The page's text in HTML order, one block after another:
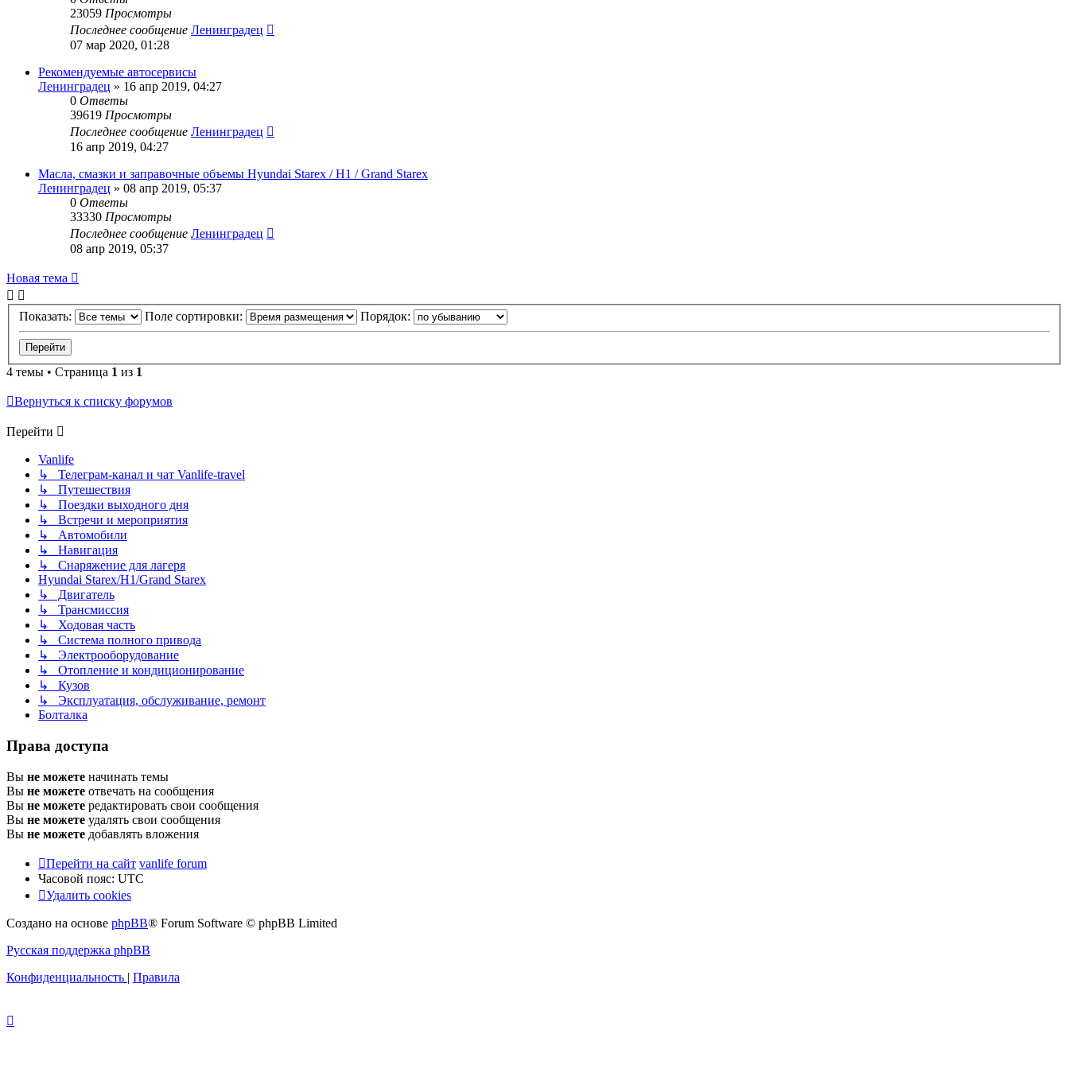
23059 Просмотры
Последнее сообщение Ленинградец
07 мар 2020, 01:28
Рекомендуемые автосервисы
Ленинградец » 16 апр 2019, 04:27
0 Ответы
39619 Просмотры
Последнее сообщение Ленинградец
16 апр 2019, 04:27
Масла, смазки и заправочные объемы Hyundai Starex / H1 / Grand Starex
Ленинградец » 08 апр 2019, 05:37
0 Ответы
33330 Просмотры
Последнее сообщение Ленинградец
08 апр 2019, 05:37
Новая тема
Показать: Поле сортировки: Порядок:
4 темы • Страница 1 из 1
Вернуться к списку форумов
Перейти
Vanlife
↳ Телеграм-канал и чат Vanlife-travel
↳ Путешествия
↳ Поездки выходного дня
↳ Встречи и мероприятия
↳ Автомобили
↳ Навигация
↳ Снаряжение для лагеря
Hyundai Starex/H1/Grand Starex
↳ Двигатель
↳ Трансмиссия
↳ Ходовая часть
↳ Система полного привода
↳ Электрооборудование
↳ Отопление и кондиционирование
↳ Кузов
↳ Эксплуатация, обслуживание, ремонт
Болталка
Права доступа
Вы не можете начинать темы
Вы не можете отвечать на сообщения
Вы не можете редактировать свои сообщения
Вы не можете удалять свои сообщения
Вы не можете добавлять вложения
Перейти на сайт vanlife forum
Часовой пояс: UTC
Удалить cookies
Создано на основе phpBB® Forum Software © phpBB Limited
Русская поддержка phpBB
Конфиденциальность | Правила